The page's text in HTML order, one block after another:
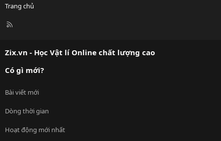
Trang chủ
R
Zix.vn - Học Vật lí Online chất lượng cao
Có gì mới?
Bài viết mới
Dòng thời gian
Hoạt động mới nhất